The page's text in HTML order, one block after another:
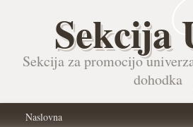
Sekcija
Sekcija za promocijo
dohodka
Naslovna